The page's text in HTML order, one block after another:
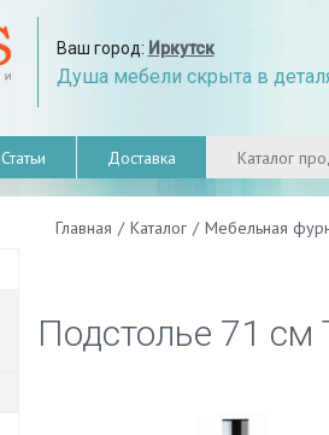
Ваш город: Иркутск
Душа мебели скрыта в
Статьи Доставка Каталог
Главная / Каталог / Мебельная
Подстолье 71 см